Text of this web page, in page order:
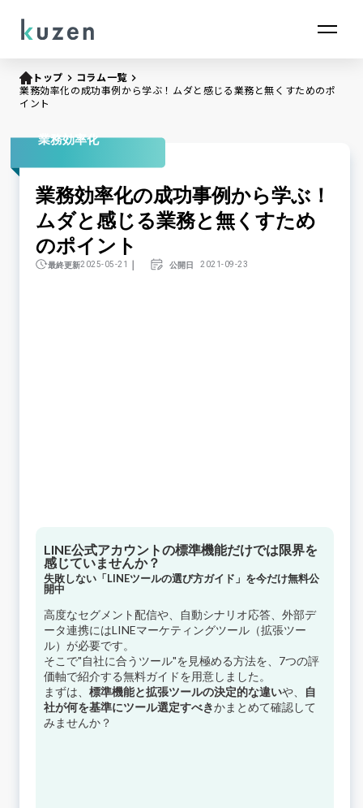
トップ keyboard_arrow_right コラム一覧keyboard_arrow_right
業務効率化の成功事例から学ぶ！ムダと感じる業務と無くすためのポ
イント
業務効率化
業務効率化の成功事例から学ぶ！
ムダと感じる業務と無くすため
のポイント
最終更新2025-05-21 ｜ 公開日 2021-09-23
LINE公式アカウントの標準機能だけでは限界を
感じていませんか？
失敗しない「LINEツールの選び方ガイド」を今だけ無料公
開中
高度なセグメント配信や、自動シナリオ応答、外部デ
ータ連携にはLINEマーケティングツール（拡張ツー
ル）が必要です。
そこで"自社に合うツール"を見極める方法を、7つの評
価軸で紹介する無料ガイドを用意しました。
まずは、 標準機能と拡張ツールの決定的な違いや、
自
社が何を基準にツール選定すべきかまとめて確認して
みませんか？